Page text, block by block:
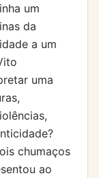
um
da
a um
uma
chumaços
ao